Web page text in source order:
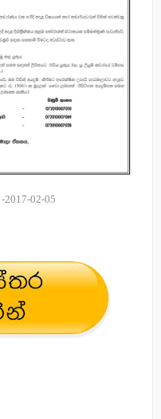
-2017-02-05